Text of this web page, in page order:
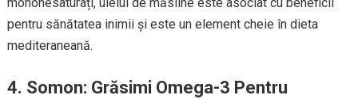
pentru sănătatea inimii și este un element cheie în dieta
mediteraneană.
4. Somon: Grăsimi Omega-3 Pentru